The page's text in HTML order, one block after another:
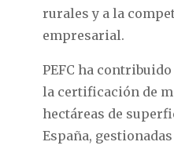
rurales y a la
empresarial.
PEFC ha
la certificación de
hectáreas de
España,